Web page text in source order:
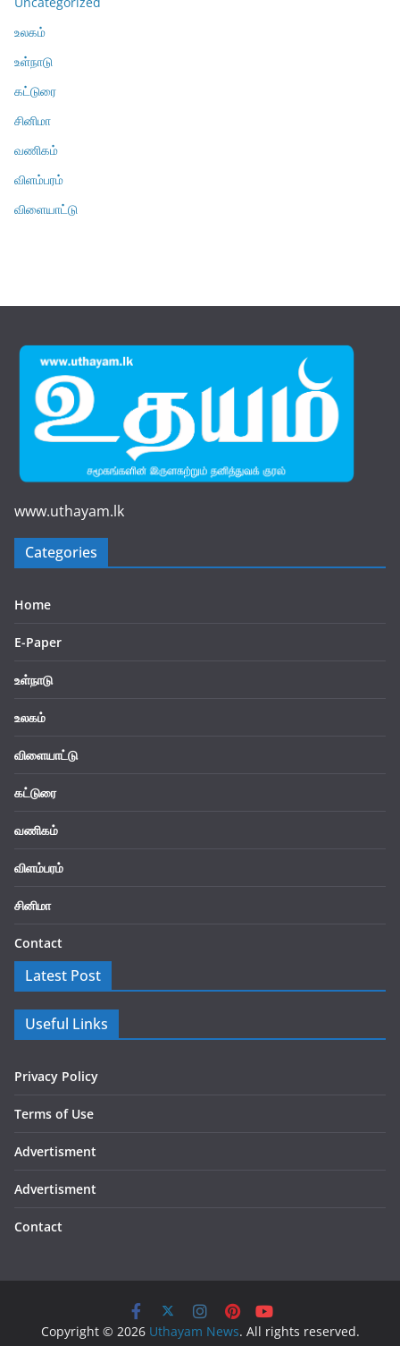
உலகம்
உள்நாடு
கட்டுரை
சினிமா
வணிகம்
விளம்பரம்
விளையாட்டு
www.uthayam.lk
Categories
Home
E-Paper
உள்நாடு
உலகம்
விளையாட்டு
கட்டுரை
வணிகம்
விளம்பரம்
சினிமா
Contact
Latest Post
Useful Links
Privacy Policy
Terms of Use
Advertisment
Advertisment
Contact
Copyright © 2026 Uthayam News. All rights reserved.